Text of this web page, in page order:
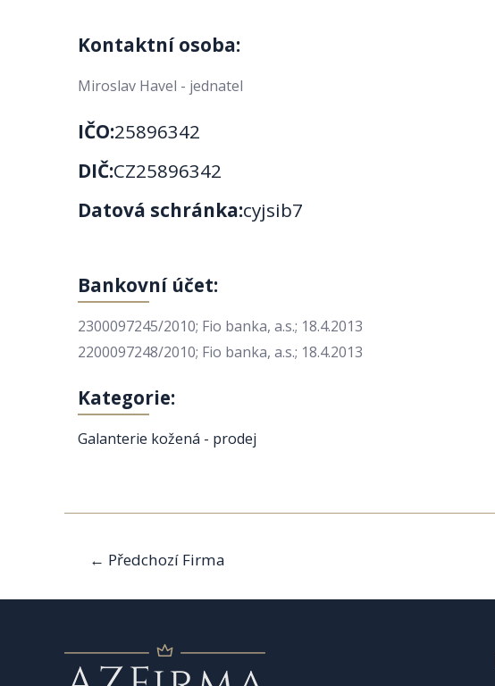
Kontaktní osoba:
Miroslav Havel - jednatel
IČO:25896342
DIČ:CZ25896342
Datová schránka:cyjsib7
Bankovní účet:
2300097245/2010; Fio banka, a.s.; 18.4.2013
2200097248/2010; Fio banka, a.s.; 18.4.2013
Kategorie:
Galanterie kožená - prodej
Navigace
pro
příspěvek
← Předchozí Firma